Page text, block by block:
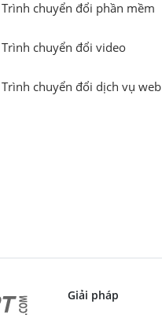
Trình chuyển đổi phần mềm
Trình chuyển đổi video
Trình chuyển đổi dịch vụ web
Giải pháp